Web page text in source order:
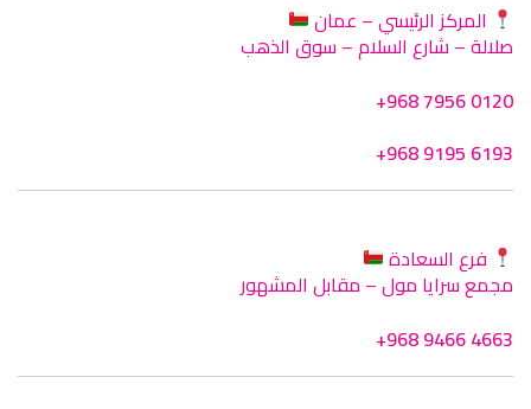
المركز الرئيسي – عمان
صلالة – شارع السلام – سوق الذهب
+968 7956 0120
+968 9195 6193
فرع السعادة
مجمع سرايا مول – مقابل المشهور
+968 9466 4663